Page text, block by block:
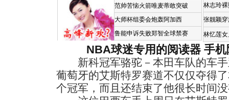
范帅苦恼火箭唯麦蒂敢突破
大师杯组委会炮轰阿加西
鲁能申诉失败郑智全球禁赛
林志玲
张靓颖
林忆莲
NBA球迷专用的阅读器 手
新科冠军骆驼－本田车队的车手
葡萄牙的艾斯特罗赛道不仅仅夺得
个冠军，而且还结束了他很长时间